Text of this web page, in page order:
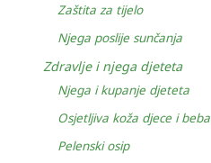
Zaštita za tijelo
Njega poslije sunčanja
Zdravlje i njega djeteta
Njega i kupanje djeteta
Osjetljiva koža djece i beba
Pelenski osip